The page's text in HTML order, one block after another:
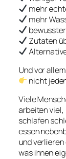
mehr
mehr
Zutaten
Und vor
nicht
Viele
arbeiten viel,
schlafen
essen
und
was ihnen